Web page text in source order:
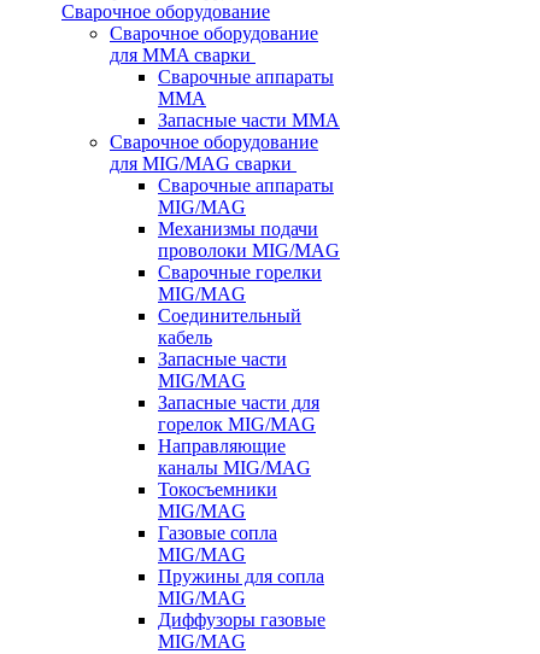
Сварочное оборудование
Сварочное оборудование
для MMA сварки
Сварочные аппараты
MMA
Запасные части MMA
Сварочное оборудование
для MIG/MAG сварки
Сварочные аппараты
MIG/MAG
Механизмы подачи
проволоки MIG/MAG
Сварочные горелки
MIG/MAG
Соединительный
кабель
Запасные части
MIG/MAG
Запасные части для
горелок MIG/MAG
Направляющие
каналы MIG/MAG
Токосъемники
MIG/MAG
Газовые сопла
MIG/MAG
Пружины для сопла
MIG/MAG
Диффузоры газовые
MIG/MAG